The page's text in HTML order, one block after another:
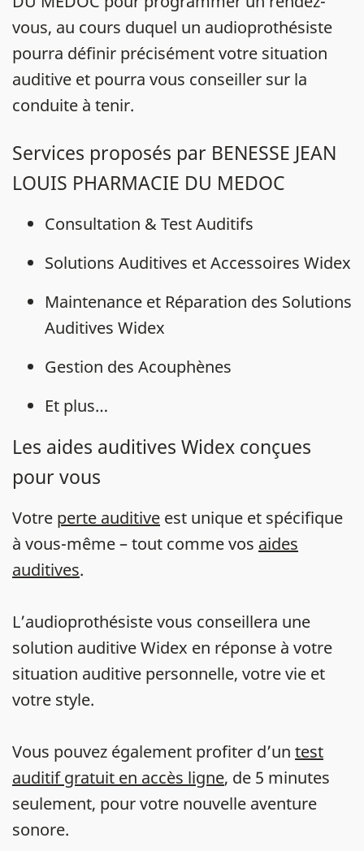
vous, au cours duquel un audioprothésiste
pourra définir précisément votre situation
auditive et pourra vous conseiller sur la
conduite à tenir.
Services proposés par BENESSE JEAN
LOUIS PHARMACIE DU MEDOC
Consultation & Test Auditifs
Solutions Auditives et Accessoires Widex
Maintenance et Réparation des Solutions
Auditives Widex
Gestion des Acouphènes
Et plus…
Les aides auditives Widex conçues
pour vous
Votre perte auditive est unique et spécifique
à vous-même – tout comme vos aides
auditives.
L’audioprothésiste vous conseillera une
solution auditive Widex en réponse à votre
situation auditive personnelle, votre vie et
votre style.
Vous pouvez également profiter d’un test
auditif gratuit en accès ligne, de 5 minutes
seulement, pour votre nouvelle aventure
sonore.